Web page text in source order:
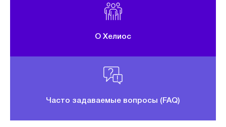
О Хелиос
Часто задаваемые вопросы (FAQ)